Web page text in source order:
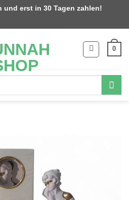
und erst in 30 Tagen zahlen!
0